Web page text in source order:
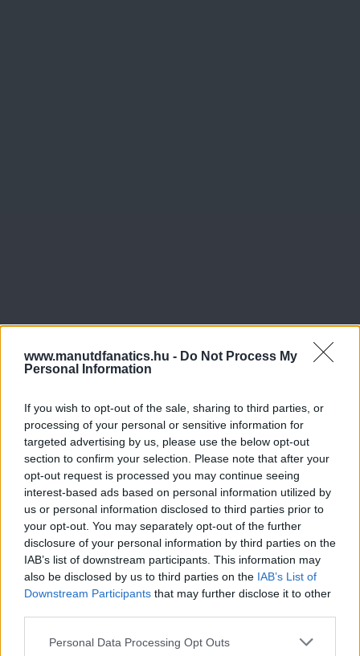
www.manutdfanatics.hu - Do Not Process My
Personal Information
If you wish to opt-out of the sale, sharing to third parties, or
processing of your personal or sensitive information for
targeted advertising by us, please use the below opt-out
section to confirm your selection. Please note that after your
opt-out request is processed you may continue seeing
interest-based ads based on personal information utilized by
us or personal information disclosed to third parties prior to
your opt-out. You may separately opt-out of the further
disclosure of your personal information by third parties on the
IAB’s list of downstream participants. This information may
also be disclosed by us to third parties on the IAB’s List of
Downstream Participants that may further disclose it to other
Please note that this website/app uses one or more Google
Personal Data Processing Opt Outs
Meccs Center